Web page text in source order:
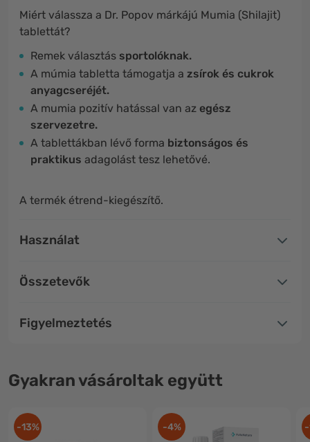
Miért válassza a Dr. Popov márkájú Mumia (Shilajit)
tablettát?
Remek választás sportolóknak.
A múmia tabletta támogatja a zsírok és cukrok
anyagcseréjét.
A mumia pozitív hatással van az egész
szervezetre.
A tablettákban lévő forma biztonságos és
praktikus adagolást tesz lehetővé.
A termék étrend-kiegészítő.
Használat
Összetevők
Figyelmeztetés
Gyakran vásároltak együtt
-13% -4%